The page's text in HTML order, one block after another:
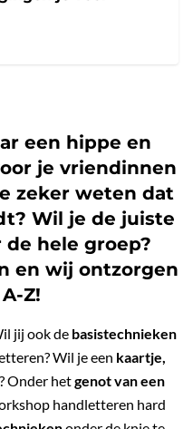
een hippe en
je vriendinnen
zeker weten dat
Wil je de juiste
hele groep?
en wij ontzorgen
Z!
jij ook de basistechnieken
Wil je een kaartje,
Onder hetgenot van een
handletteren hard